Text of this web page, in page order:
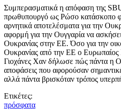
Συμπερασματικά η απόφαση της
πρωθυπουργό ως Ρώσο κατάσκοπο
αρνητικά αποτελέσματα για την
αφορμή για την Ουγγαρία να
Ουκρανίας στην ΕΕ. Όσο για την
Ουκρανίας από την ΕΕ ο
Γιοχάνες Χαν δήλωσε πώς πάντα η
αποφάσεις που αφορούσαν
αλλά πάντα βρισκόταν τρόπος
Ετικέτες:
πρόσφατα